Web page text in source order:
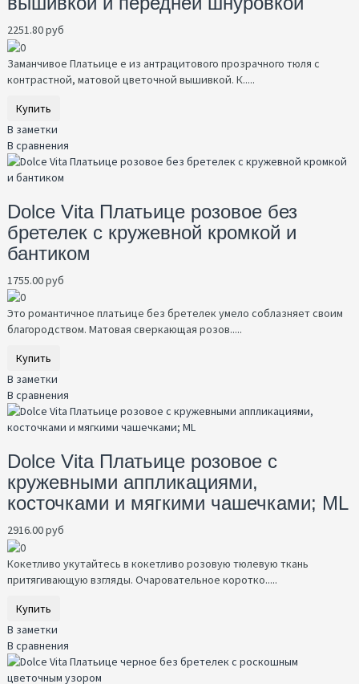
2251.80 руб
Заманчивое Платьице е из антрацитового прозрачного тюля с
контрастной, матовой цветочной вышивкой. К.....
Купить
В заметки
В сравнения
Dolce Vita Платьице розовое без
бретелек с кружевной кромкой и
бантиком
1755.00 руб
Это романтичное платьице без бретелек умело соблазняет своим
благородством. Матовая сверкающая розов.....
Купить
В заметки
В сравнения
Dolce Vita Платьице розовое с
кружевными аппликациями,
косточками и мягкими чашечками; ML
2916.00 руб
Кокетливо укутайтесь в кокетливо розовую тюлевую ткань
притягивающую взгляды. Очаровательное коротко.....
Купить
В заметки
В сравнения